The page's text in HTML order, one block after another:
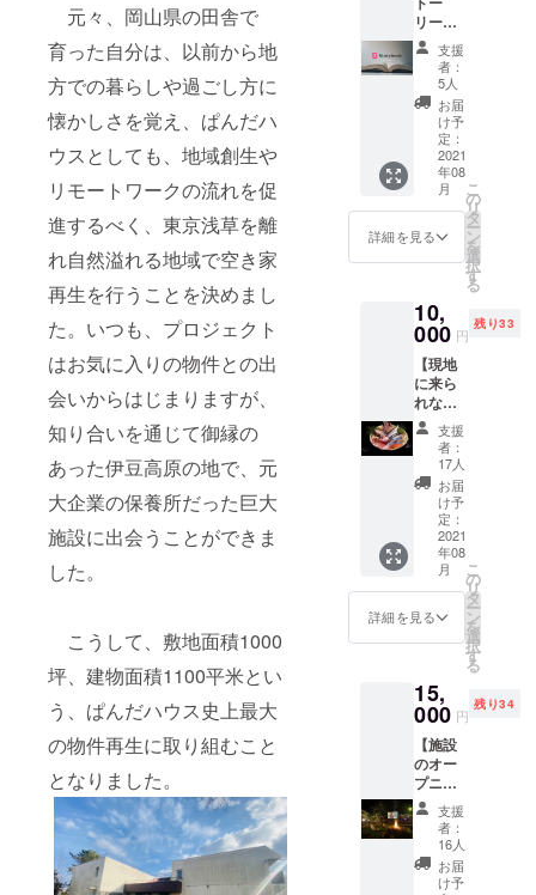
元々、岡山県の田舎で
育った自分は、以前から地
方での暮らしや過ごし方に
懐かしさを覚え、ぱんだハ
ウスとしても、地域創生や
リモートワークの流れを促
進するべく、東京浅草を離
れ自然溢れる地域で空き家
再生を行うことを決めまし
た。いつも、プロジェクト
はお気に入りの物件との出
会いからはじまりますが、
知り合いを通じて御縁の
あった伊豆高原の地で、元
大企業の保養所だった巨大
施設に出会うことができま
した。
こうして、敷地面積1000
坪、建物面積1100平米とい
う、ぱんだハウス史上最大
の物件再生に取り組むこと
となりました。
か、上
乗せ支
援がご
ざいま
す。 ど
うぞよ
ろしく
お願い
致しま
す。
間中、
ISOLA
伊豆高
原に1泊
2日の体
験宿泊
を行う
ことが
できま
す。 宿
泊、温
泉、夕
せんの
で、別
途ご注
文頂く
か、ご
自身で
ご用意
くださ
い。 こ
ちらの
リター
ンを購
入され
た方に
は、宿
泊希望
日程の
からご
連絡を
げま
す。 有
効期限
2021年
12月22
日(水)の
宿泊
(2021年
リーを
知りた
い方向
け】
ISOLA
伊豆高
Story
Book
空保養
所リノ
ベー
ション
の
After、
準備や
工事の
様子、
オー
ナーの
想いな
どを
綴った
記念品
大規模
施設リ
ノベー
ション
の裏側
を知る
ことが
ント
ファイ
ルを
PDF形
式にてe
メール
送信、
もしく
は普通
紙に印
刷した
支援
者：
5人
お届
け予
定：
2021
年08
月
詳細を見る
こ
の
リ
タ
ー
ン
を
選
択
す
る
10,
000 円
残り33
【現地
に来ら
れない
方向
け】伊
豆の
幸。豪
華海鮮
干物盛
り合わ
せセッ
ト 金
目鯛を
中心と
した地
元で獲
鮮干物
盛り合
わせを
宅配便
で届け
ます。
金目鯛
を含む
5,6種
類。地
元の有
支援
者：
17人
お届
け予
定：
2021
年08
月
詳細を見る
こ
の
リ
タ
ー
ン
を
選
択
す
る
15,
000 円
残り34
【施設
のオー
プニン
グを一
緒にお
祝いし
たい方
向け】
支援
者：
16人
お届
け予